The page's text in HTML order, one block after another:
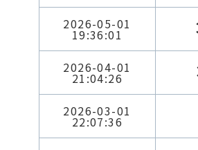
2026-05-01
19:36:01
2026-04-01
21:04:26
2026-03-01
22:07:36